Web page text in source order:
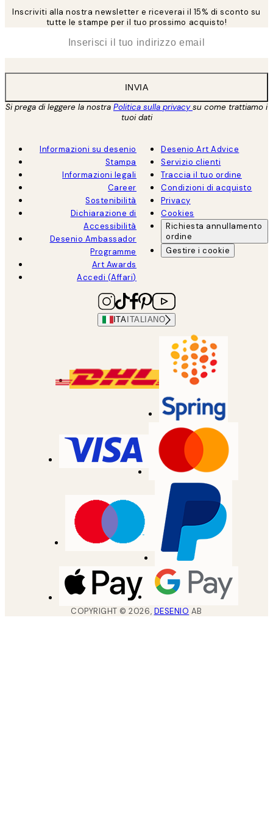
Inscriviti alla nostra newsletter e riceverai il 15% di sconto su
tutte le stampe per il tuo prossimo acquisto!
INVIA
Si prega di leggere la nostra Politica sulla privacysu come trattiamo i
tuoi dati
Informazioni su desenio
Stampa
Informazioni legali
Career
Sostenibilità
Dichiarazione di
Accessibilità
Desenio Ambassador
Programme
Art Awards
Accedi (Affari)
Desenio Art Advice
Servizio clienti
Traccia il tuo ordine
Condizioni di acquisto
Privacy
Cookies
Richiesta annullamento
ordine
Gestire i cookie
ITA ITALIANO
COPYRIGHT ©2026, DESENIO AB